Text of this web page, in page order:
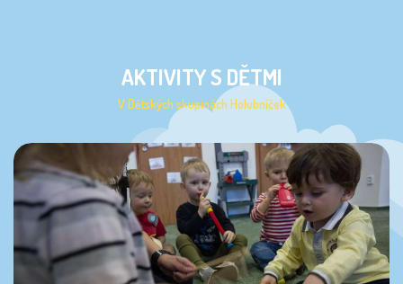
AKTIVITY S DĚTMI
V Dětských skupinách Holubníček